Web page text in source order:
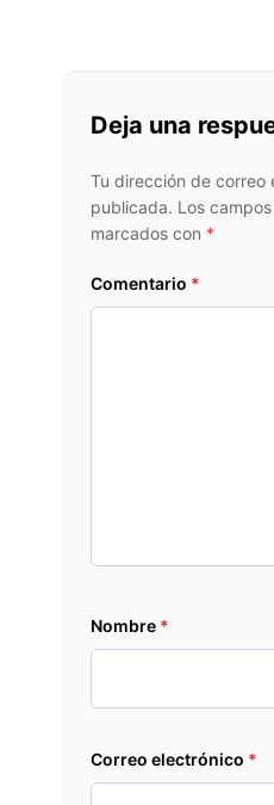
Deja una
Tu dirección de correo
publicada. Los
marcados con *
Comentario *
Nombre *
Correo electrónico *